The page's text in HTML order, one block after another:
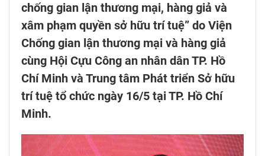
chống gian lận thương mại, hàng giả và
xâm phạm quyền sở hữu trí tuệ” do Viện
Chống gian lận thương mại và hàng giả
cùng Hội Cựu Công an nhân dân TP. Hồ
Chí Minh và Trung tâm Phát triển Sở hữu
trí tuệ tổ chức ngày 16/5 tại TP. Hồ Chí
Minh.